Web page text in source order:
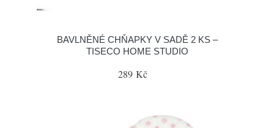
BAVLNĚNÉ CHŇAPKY V SADĚ 2 KS –
TISECO HOME STUDIO
289 Kč